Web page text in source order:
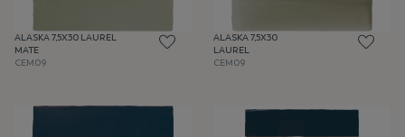
ALASKA 7,5X30 LAUREL
MATE
CEM09
ALASKA 7,5X30
LAUREL
CEM09